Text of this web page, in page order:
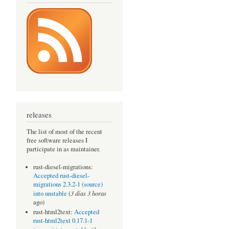
releases
The list of most of the recent
free software releases I
participate in as maintainer.
rust-diesel-migrations:
Accepted rust-diesel-
migrations 2.3.2-1 (source)
into unstable (3 días 3 horas
ago)
rust-html2text: Accepted
rust-html2text 0.17.1-1